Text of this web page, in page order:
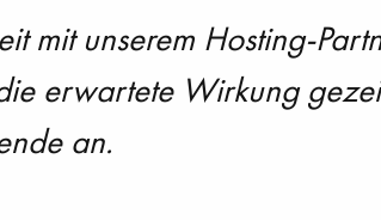
mit unserem Hosting-
erwartete Wirkung
an.